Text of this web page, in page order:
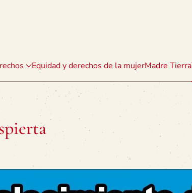
Equidad y derechos de la mujerMadre Tierra